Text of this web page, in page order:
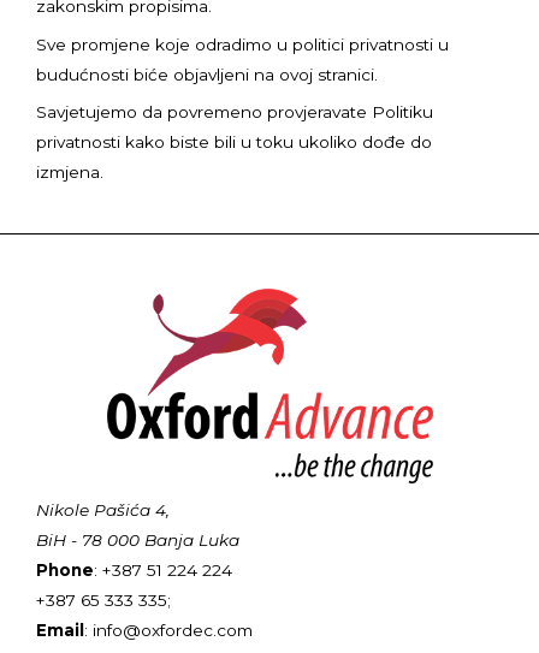
zakonskim propisima.
Sve promjene koje odradimo u politici privatnosti u
budućnosti biće objavljeni na ovoj stranici.
Savjetujemo da povremeno provjeravate Politiku
privatnosti kako biste bili u toku ukoliko dođe do
izmjena.
Nikole Pašića 4,
BiH - 78 000 Banja Luka
Phone: +387 51 224 224
+387 65 333 335;
Email : info@oxfordec.com